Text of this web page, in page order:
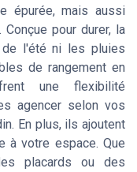
épurée, mais aussi
pour durer, la
l'été ni les pluies
de rangement en
une flexibilité
agencer selon vos
En plus, ils ajoutent
à votre espace. Que
placards ou des